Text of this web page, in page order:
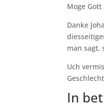
Moge
Danke
man sagt,
Uch
In